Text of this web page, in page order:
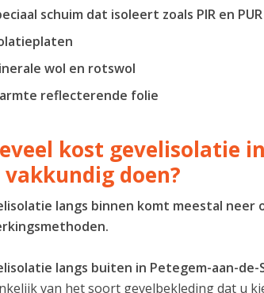
schuim dat isoleert zoals PIR en PUR
wol en rotswol
reflecterende folie
kost gevelisolatie
doen?
langs binnen komt meestal neer
langs buiten in Petegem-aan-
van het soort gevelbekleding dat u